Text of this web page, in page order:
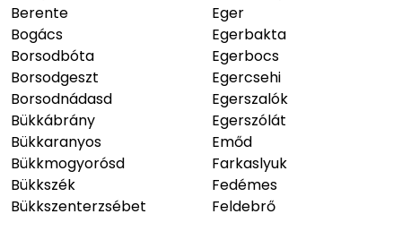
Berente
Bogács
Borsodbóta
Borsodgeszt
Borsodnádasd
Bükkábrány
Bükkaranyos
Bükkmogyorósd
Bükkszék
Bükkszenterzsébet
Eger
Egerbakta
Egerbocs
Egercsehi
Egerszalók
Egerszólát
Emőd
Farkaslyuk
Fedémes
Feldebrő